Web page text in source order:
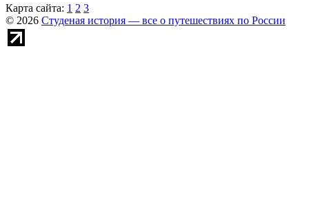
Карта сайта: 1 2 3
© 2026 Студеная история — все о путешествиях по России